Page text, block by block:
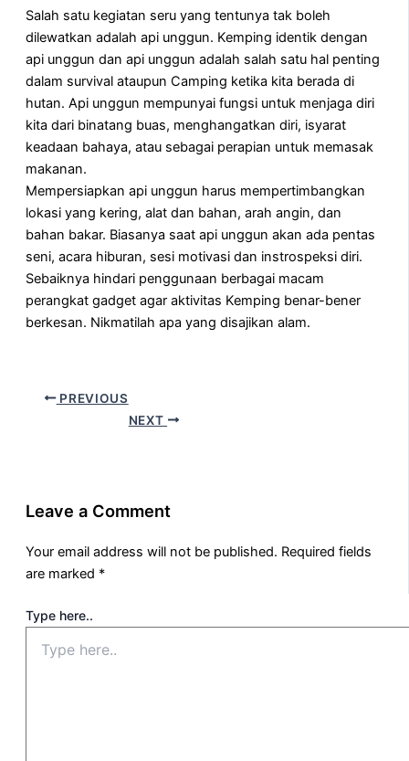
Salah satu kegiatan seru yang tentunya tak boleh
dilewatkan adalah api unggun. Kemping identik dengan
api unggun dan api unggun adalah salah satu hal penting
dalam survival ataupun Camping ketika kita berada di
hutan. Api unggun mempunyai fungsi untuk menjaga diri
kita dari binatang buas, menghangatkan diri, isyarat
keadaan bahaya, atau sebagai perapian untuk memasak
makanan.
Mempersiapkan api unggun harus mempertimbangkan
lokasi yang kering, alat dan bahan, arah angin, dan
bahan bakar. Biasanya saat api unggun akan ada pentas
seni, acara hiburan, sesi motivasi dan instrospeksi diri.
Sebaiknya hindari penggunaan berbagai macam
perangkat gadget agar aktivitas Kemping benar-bener
berkesan. Nikmatilah apa yang disajikan alam.
PREVIOUS
NEXT
Leave a Comment
Your email address will not be published. Required fields
are marked *
Type here..